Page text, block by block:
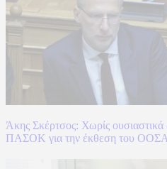
Άκης Σκέρτσος: Χωρίς ουσιαστικά
ΠΑΣΟΚ για την έκθεση του ΟΟΣΑ